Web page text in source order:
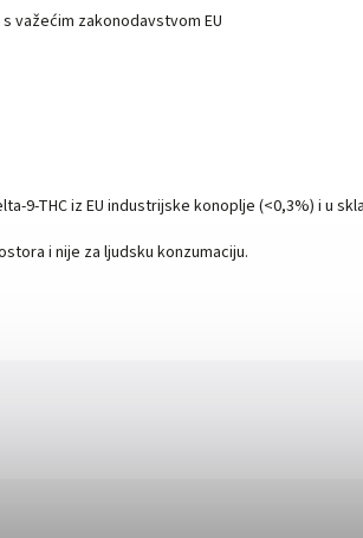
važećim zakonodavstvom EU
9-THC iz EU industrijske konoplje (<0,3%) i u
i nije za ljudsku konzumaciju.